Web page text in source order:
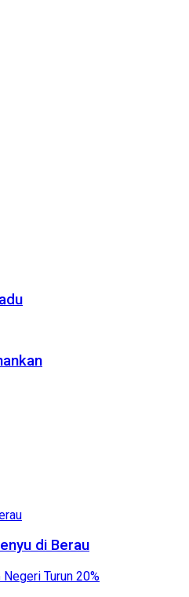
di Berau